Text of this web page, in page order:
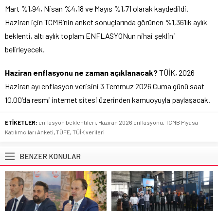
Mart %1,94, Nisan %4,18 ve Mayıs %1,71 olarak kaydedildi.
Haziran için TCMB’nin anket sonuçlarında görünen %1,36’lık aylık
beklenti, altı aylık toplam ENFLASYONun nihai şeklini
belirleyecek.
Haziran enflasyonu ne zaman açıklanacak?TÜİK, 2026
Haziran ayı enflasyon verisini 3 Temmuz 2026 Cuma günü saat
10.00’da resmi internet sitesi üzerinden kamuoyuyla paylaşacak.
ETİKETLER: enflasyon beklentileri, Haziran 2026 enflasyonu, TCMB Piyasa
Katılımcıları Anketi, TÜFE, TÜİK verileri
BENZER KONULAR